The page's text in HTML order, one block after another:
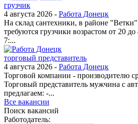
грузчик
4 августа 2026 - Работа Донецк
На склад сантехники, в районе
требуются грузчики возрастом от 20
7:...
торговый представитель
4 августа 2026 - Работа Донецк
Торговой компании - производителю
Торговый представитель мужчина с
предлагаем: -...
Все вакансии
Поиск вакансий
Работодатель: